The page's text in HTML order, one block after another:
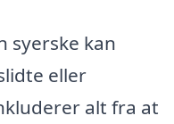
syerske kan
eller
alt fra at